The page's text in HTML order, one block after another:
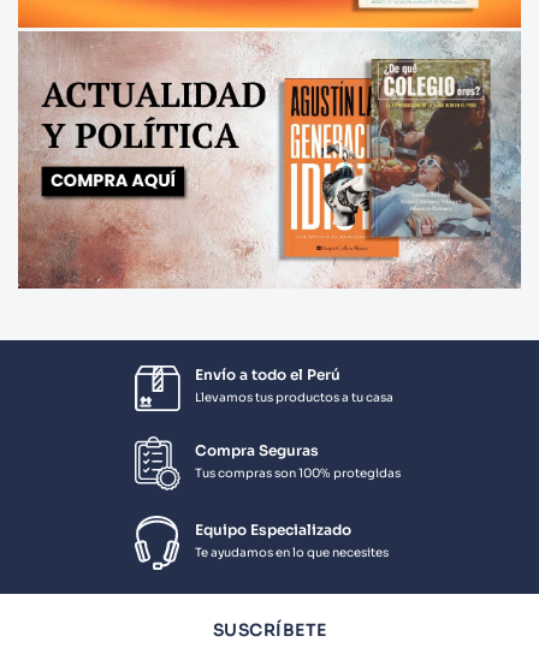
Envío a todo el Perú
Llevamos tus productos a tu casa
Compra Seguras
Tus compras son 100% protegidas
Equipo Especializado
Te ayudamos en lo que necesites
SUSCRÍBETE